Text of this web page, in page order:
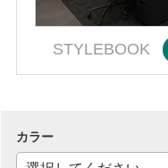
STYLEBOOK
カラー